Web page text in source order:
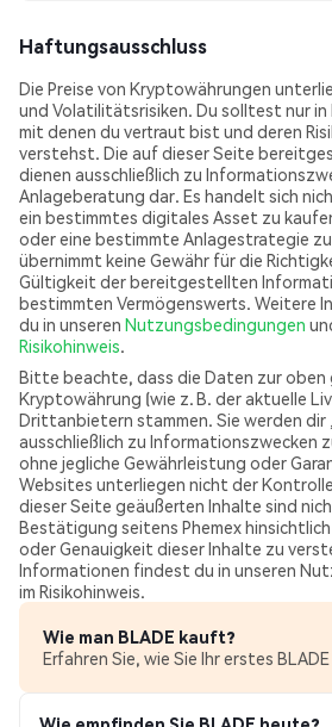
Haftungsausschluss
Die Preise von Kryptowährungen
und Volatilitätsrisiken. Du solltest nur
mit denen du vertraut bist und deren
verstehst. Die auf dieser Seite
dienen ausschließlich zu
Anlageberatung dar. Es handelt sich
ein bestimmtes digitales Asset zu
oder eine bestimmte Anlagestrategie
übernimmt keine Gewähr für die
Gültigkeit der bereitgestellten
bestimmten Vermögenswerts. Weitere
du in unseren Nutzungsbedingungen
Risikohinweis.
Bitte beachte, dass die Daten zur oben
Kryptowährung (wie z. B. der aktuelle
Drittanbietern stammen. Sie werden dir
ausschließlich zu Informationszwecken
ohne jegliche Gewährleistung oder
Websites unterliegen nicht der
dieser Seite geäußerten Inhalte sind
Bestätigung seitens Phemex
oder Genauigkeit dieser Inhalte zu
Informationen findest du in unseren
im Risikohinweis.
Wie man BLADE kauft?
Erfahren Sie, wie Sie Ihr erstes